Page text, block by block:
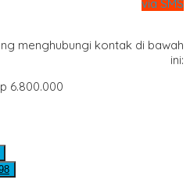
via SMS
menghubungi kontak di bawah
ini:
6.800.000